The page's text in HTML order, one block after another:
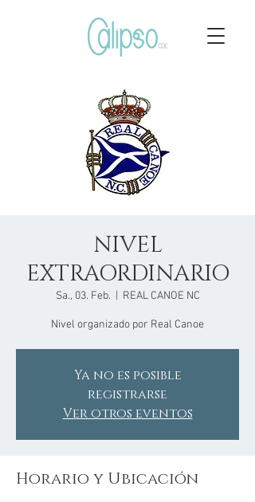
NIVEL
EXTRAORDINARIO
Sa., 03. Feb. REAL CANOE NC
Nivel organizado por Real Canoe
Ya no es posible
registrarse
Ver otros eventos
Horario y Ubicación